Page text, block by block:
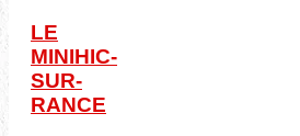
LE
MINIHIC-
SUR-
RANCE